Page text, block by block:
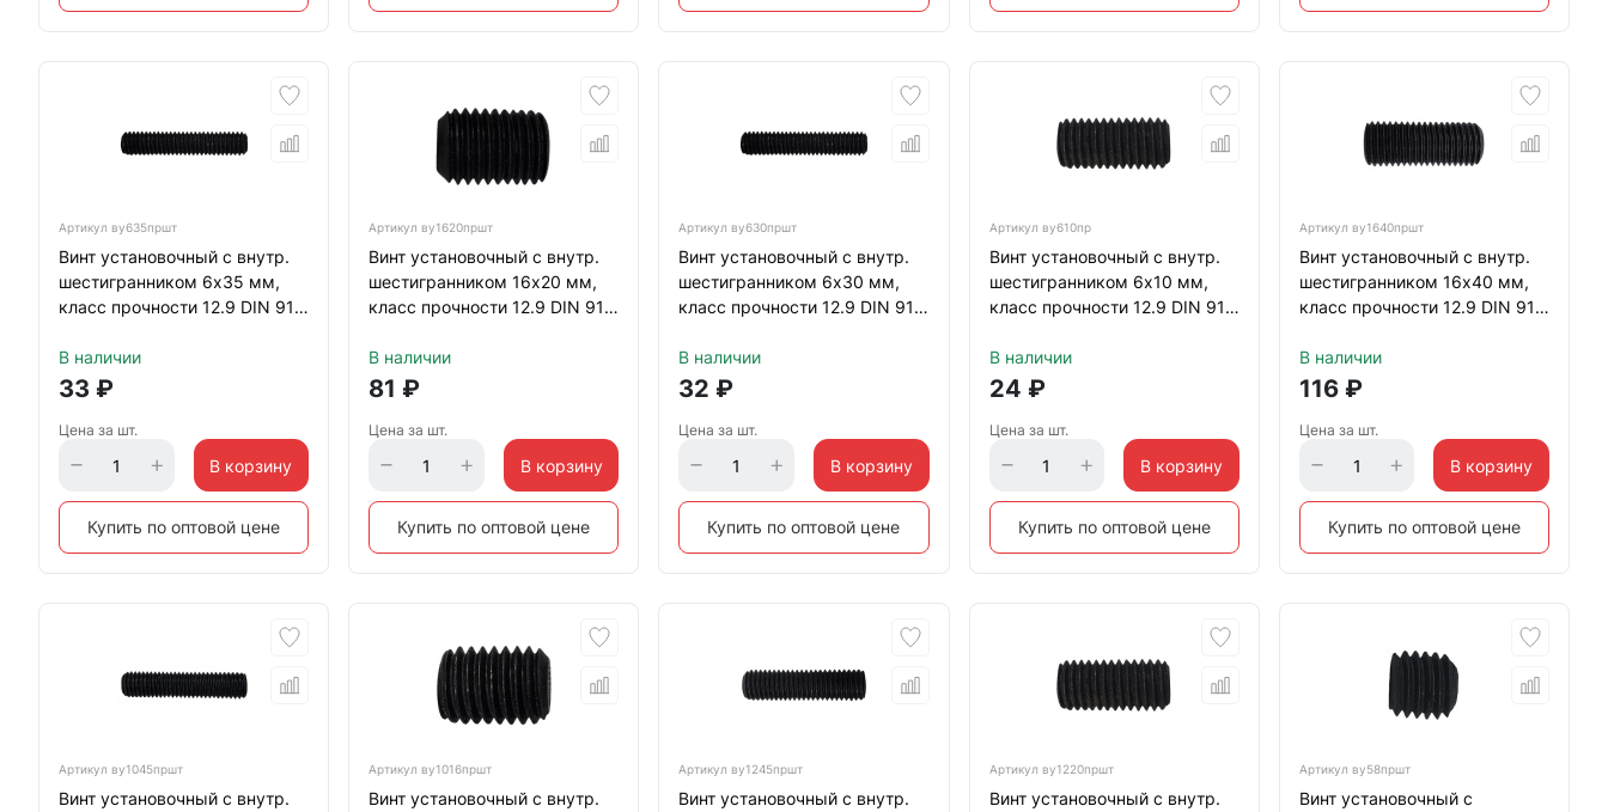
Артикул ву635пршт
Винт установочный с внутр.
шестигранником 6х35 мм,
класс прочности 12.9 DIN 913
В наличии
33 ₽
Цена за шт.
В корзину
Купить по оптовой цене
Артикулву1620пршт
Винт установочный с внутр.
шестигранником 16х20 мм,
класс прочности 12.9 DIN 913
В наличии
81 ₽
Цена за шт.
В корзину
Купить по оптовой цене
Артикулву630пршт
Винт установочный с внутр.
шестигранником 6х30 мм,
класс прочности 12.9 DIN 913
В наличии
32 ₽
Цена за шт.
В корзину
Купить по оптовой цене
Артикул ву610пр
Винт установочный с внутр.
шестигранником 6х10 мм,
класс прочности 12.9 DIN 913
В наличии
24 ₽
Цена за шт.
В корзину
Купить по оптовой цене
Артикул ву1640пршт
Винт установочный с внутр.
шестигранником 16х40 мм,
класс прочности 12.9 DIN 913
В наличии
116₽
Цена за шт.
В корзину
Купить по оптовой цене
Артикул ву1045пршт
Винт установочный с внутр.
Артикулву1016пршт
Винт установочный с внутр.
Артикулву1245пршт
Винт установочный с внутр.
Артикул ву1220пршт
Винт установочный с внутр.
Артикул ву58пршт
Винт установочный с